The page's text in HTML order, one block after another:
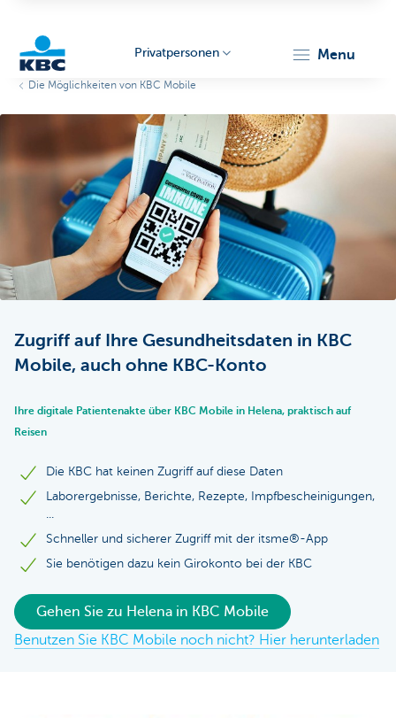
Privatpersonen menu
Die Möglichkeiten von KBC Mobile
Zugriff auf Ihre Gesundheitsdaten in KBC
Mobile, auch ohne KBC-Konto
Ihre digitale Patientenakte über KBC Mobile in Helena, praktisch auf
Reisen
Die KBC hat keinen Zugriff auf diese Daten
Laborergebnisse, Berichte, Rezepte, Impfbescheinigungen,
...
Schneller und sicherer Zugriff mit der itsme®-App
Sie benötigen dazu kein Girokonto bei der KBC
Gehen Sie zu Helena in KBC Mobile
Benutzen Sie KBC Mobile noch nicht? Hier herunterladen